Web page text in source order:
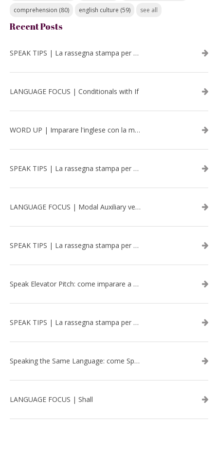
comprehension (80) english culture (59) see all
Recent Posts
SPEAK TIPS | La rassegna stampa per migliorare l’inglese - luglio 2026
LANGUAGE FOCUS | Conditionals with If
WORD UP | Imparare l'inglese con la musica: David Bowie
SPEAK TIPS | La rassegna stampa per migliorare l’inglese - aprile 2026
LANGUAGE FOCUS | Modal Auxiliary verbs in the past
SPEAK TIPS | La rassegna stampa per migliorare l’inglese - marzo 2026
Speak Elevator Pitch: come imparare a gestire una presentazione in inglese
SPEAK TIPS | La rassegna stampa per migliorare l’inglese - febbraio 2026
Speaking the Same Language: come Speak aiuta a rafforzare i team attraverso il Team Building in inglese
LANGUAGE FOCUS | Shall